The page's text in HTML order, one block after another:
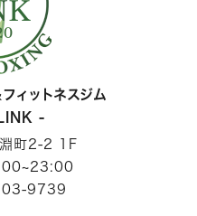
ィットネスジム
-
町2-2 1F
9739